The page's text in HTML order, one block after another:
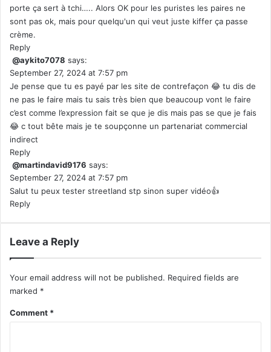
porte ça sert à tchi….. Alors OK pour les puristes les paires ne
sont pas ok, mais pour quelqu'un qui veut juste kiffer ça passe
crème.
Reply
@aykito7078 says:
September 27, 2024 at 7:57 pm
Je pense que tu es payé par les site de contrefaçon 😂 tu dis de
ne pas le faire mais tu sais très bien que beaucoup vont le faire
c’est comme l’expression fait se que je dis mais pas se que je fais
😂 c tout bête mais je te soupçonne un partenariat commercial
indirect
Reply
@martindavid9176 says:
September 27, 2024 at 7:57 pm
Salut tu peux tester streetland stp sinon super vidéo👍
Reply
Leave a Reply
Your email address will not be published. Required fields are
marked *
Comment *